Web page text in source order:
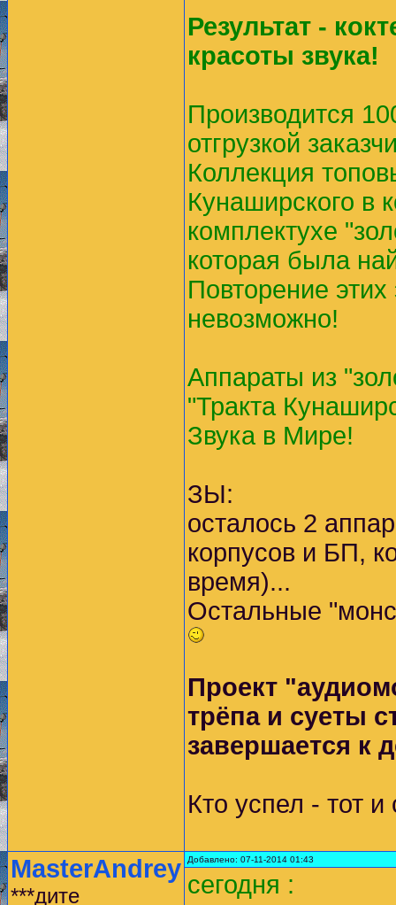
Результат -
красоты звука!
Производится
отгрузкой
Коллекция
Кунаширского в
комплектухе
которая была
Повторение
невозможно!
Аппараты из
"Тракта
Звука в Мире!
ЗЫ:
осталось 2
корпусов и БП,
время)...
Остальные
Проект
трёпа и суеты
завершается к
Кто успел - тот
MasterAndrey
***дите
Добавлено: 07-11-2014 01:43
сегодня :